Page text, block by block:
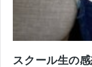
スクール生の